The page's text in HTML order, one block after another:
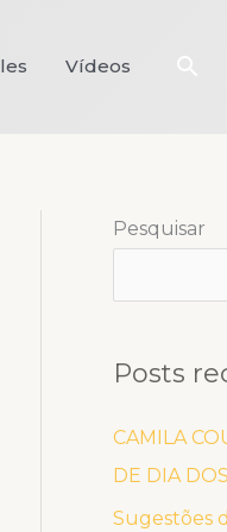
Vídeos
Pesquisar
Posts
CAMILA
DE DIA
Sugestões